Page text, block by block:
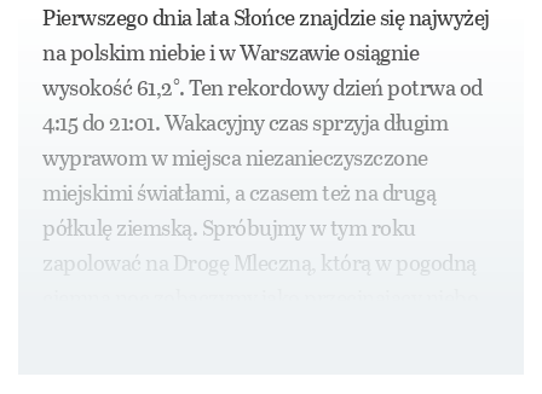
Pierwszego dnia lata Słońce znajdzie się najwyżej
na polskim niebie i w Warszawie osiągnie
wysokość 61,2°. Ten rekordowy dzień potrwa od
4:15 do 21:01. Wakacyjny czas sprzyja długim
wyprawom w miejsca niezanieczyszczone
miejskimi światłami, a czasem też na drugą
półkulę ziemską. Spróbujmy w tym roku
zapolować na Drogę Mleczną, którą w pogodną